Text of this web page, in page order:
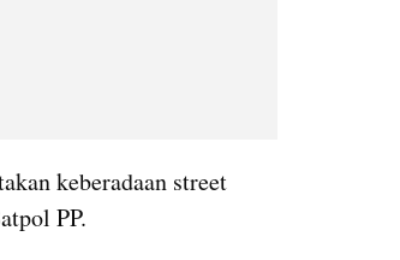
keberadaan street
PP.